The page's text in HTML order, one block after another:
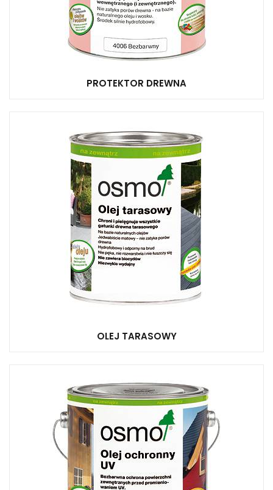
PROTEKTOR DREWNA
OLEJ TARASOWY